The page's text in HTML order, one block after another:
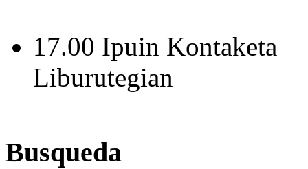
17.00 Ipuin Kontaketa
Liburutegian
Busqueda